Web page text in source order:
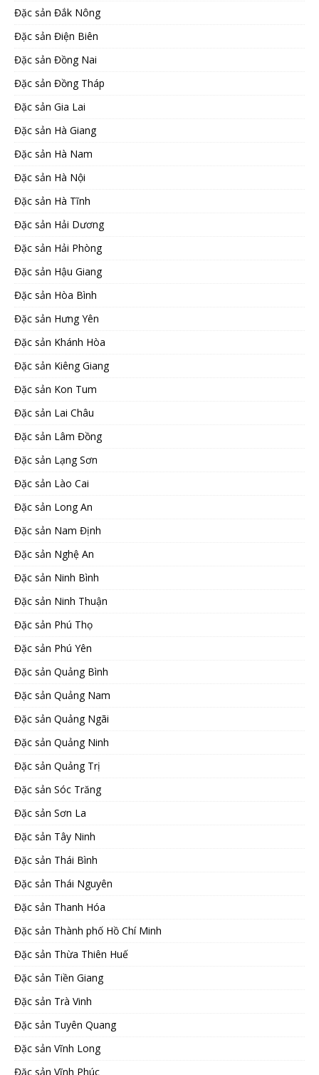
Đặc sản Đắk Nông
Đặc sản Điện Biên
Đặc sản Đồng Nai
Đặc sản Đồng Tháp
Đặc sản Gia Lai
Đặc sản Hà Giang
Đặc sản Hà Nam
Đặc sản Hà Nội
Đặc sản Hà Tĩnh
Đặc sản Hải Dương
Đặc sản Hải Phòng
Đặc sản Hậu Giang
Đặc sản Hòa Bình
Đặc sản Hưng Yên
Đặc sản Khánh Hòa
Đặc sản Kiêng Giang
Đặc sản Kon Tum
Đặc sản Lai Châu
Đặc sản Lâm Đồng
Đặc sản Lạng Sơn
Đặc sản Lào Cai
Đặc sản Long An
Đặc sản Nam Định
Đặc sản Nghệ An
Đặc sản Ninh Bình
Đặc sản Ninh Thuận
Đặc sản Phú Thọ
Đặc sản Phú Yên
Đặc sản Quảng Bình
Đặc sản Quảng Nam
Đặc sản Quảng Ngãi
Đặc sản Quảng Ninh
Đặc sản Quảng Trị
Đặc sản Sóc Trăng
Đặc sản Sơn La
Đặc sản Tây Ninh
Đặc sản Thái Bình
Đặc sản Thái Nguyên
Đặc sản Thanh Hóa
Đặc sản Thành phố Hồ Chí Minh
Đặc sản Thừa Thiên Huế
Đặc sản Tiền Giang
Đặc sản Trà Vinh
Đặc sản Tuyên Quang
Đặc sản Vĩnh Long
Đặc sản Vĩnh Phúc